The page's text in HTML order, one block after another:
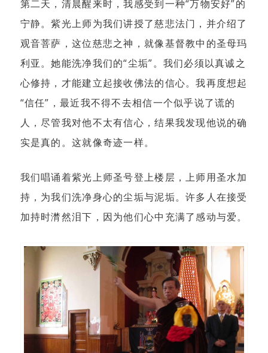
第二天，清晨醒来时，我感受到一种“万物安好”的
宁静。紫光上师为我们讲授了慈悲法门，并介绍了
观音菩萨，这位慈悲之神，就像基督教中的圣母玛
利亚。她能洗净我们的“尘垢”。我们必须以真诚之
心修持，才能建立起接收佛法的信心。我再度想起
“信任”，最近我不得不去相信一个似乎说了谎的
人，尽管我对他不太有信心，结果我发现他说的确
实是真的。这就像奇迹一样。
我们唱诵着紫光上师圣号登上楼层，上师用圣水加
持，为我们洗净身心的尘垢与泥垢。许多人在接受
加持时潸然泪下，因为他们心中充满了感动与爱。